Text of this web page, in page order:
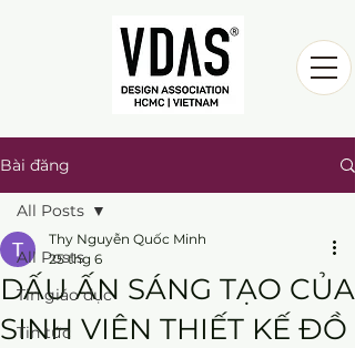
Bài đăng
All Posts
Tin giáo dục
Tin tức
All Posts
DẤU ẤN SÁNG TẠO CỦA
SINH VIÊN THIẾT KẾ ĐỒ
Thy Nguyễn Quốc Minh
25 thg 6